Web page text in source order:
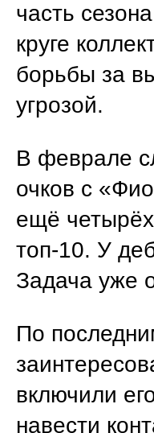
часть
круге
борьбы за
угрозой.
В феврале
очков с
ещё
топ-10. У
Задача уже
По
включили
навести